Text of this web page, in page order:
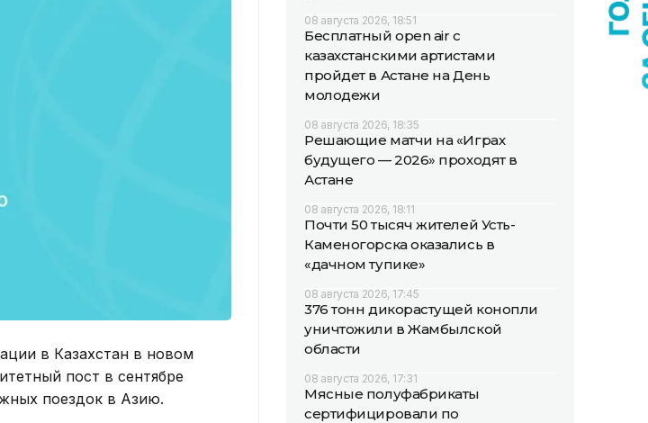
в Казахстан в новом
пост в сентябре
поездок в Азию.
08 августа 2026, 18:51
Бесплатный open air с
казахстанскими артистами
пройдет в Астане на День
молодежи
08 августа 2026, 18:35
Решающие матчи на «Играх
будущего — 2026» проходят в
Астане
08 августа 2026, 18:11
Почти 50 тысяч жителей Усть-
Каменогорска оказались в
«дачном тупике»
08 августа 2026, 17:45
376 тонн дикорастущей конопли
уничтожили в Жамбылской
области
08 августа 2026, 17:31
Мясные полуфабрикаты
сертифицировали по